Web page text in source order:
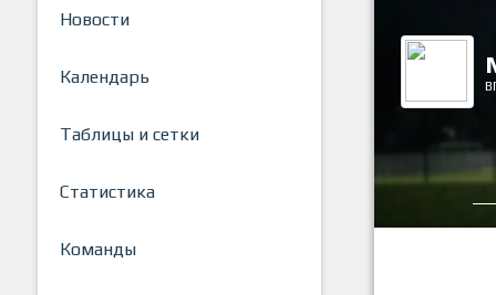
Новости
Календарь
Таблицы и сетки
Статистика
Команды